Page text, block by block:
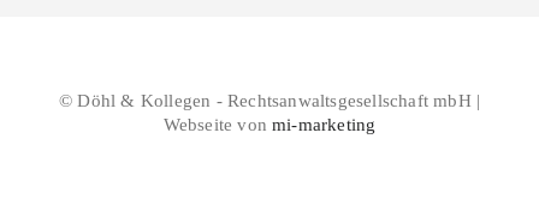
© Döhl & Kollegen - Rechtsanwaltsgesellschaft mbH |
Webseite vonmi-marketing